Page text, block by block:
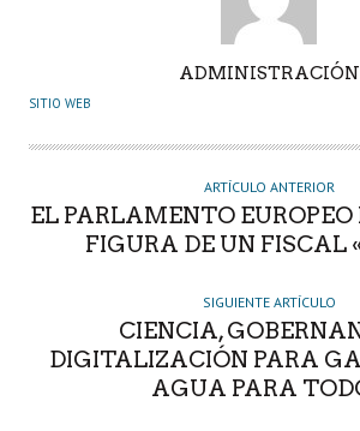
U
O
ADMINISTRACIÓN
SITIO WEB
ARTÍCULO ANTERIOR
EL PARLAMENTO EUROPEO
FIGURA DE UN FISCAL
SIGUIENTE ARTÍCULO
CIENCIA,
DIGITALIZACIÓN PARA
AGUA PARA